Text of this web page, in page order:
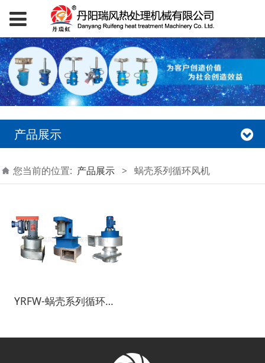
产品展示
您当前的位置: 产品展示 > 蜗壳系列循环风机
YRFW-蜗壳系列循环风机